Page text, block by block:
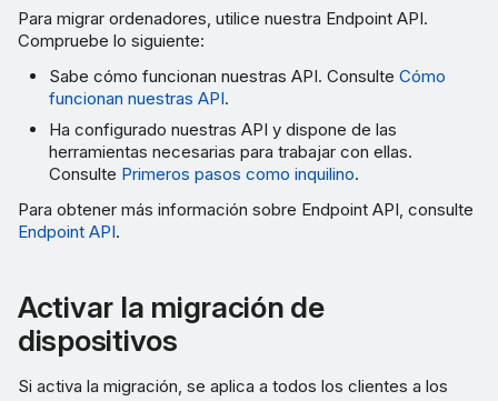
Para migrar ordenadores, utilice nuestra Endpoint API.
Compruebe lo siguiente:
Sabe cómo funcionan nuestras API. ConsulteCómo
funcionan nuestras API.
Ha configurado nuestras API y dispone de las
herramientas necesarias para trabajar con ellas.
Consulte Primeros pasos como inquilino.
Para obtener más información sobre Endpoint API, consulte
Endpoint API.
Activar la migración de
dispositivos
Si activa la migración, se aplica a todos los clientes a los